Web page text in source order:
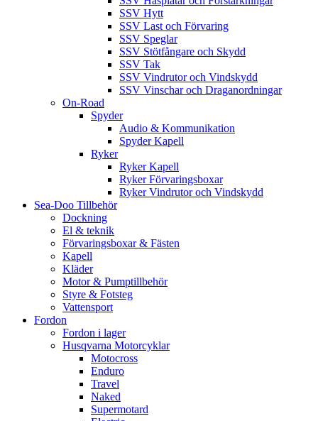
SSV Hytt
SSV Last och Förvaring
SSV Speglar
SSV Stötfångare och Skydd
SSV Tak
SSV Vindrutor och Vindskydd
SSV Vinschar och Draganordningar
On-Road
Spyder
Audio & Kommunikation
Spyder Kapell
Ryker
Ryker Kapell
Ryker Förvaringsboxar
Ryker Vindrutor och Vindskydd
Sea-Doo Tillbehör
Dockning
El & teknik
Förvaringsboxar & Fästen
Kapell
Kläder
Motor & Pumptillbehör
Styre & Fotsteg
Vattensport
Fordon
Fordon i lager
Husqvarna Motorcyklar
Motocross
Enduro
Travel
Naked
Supermotard